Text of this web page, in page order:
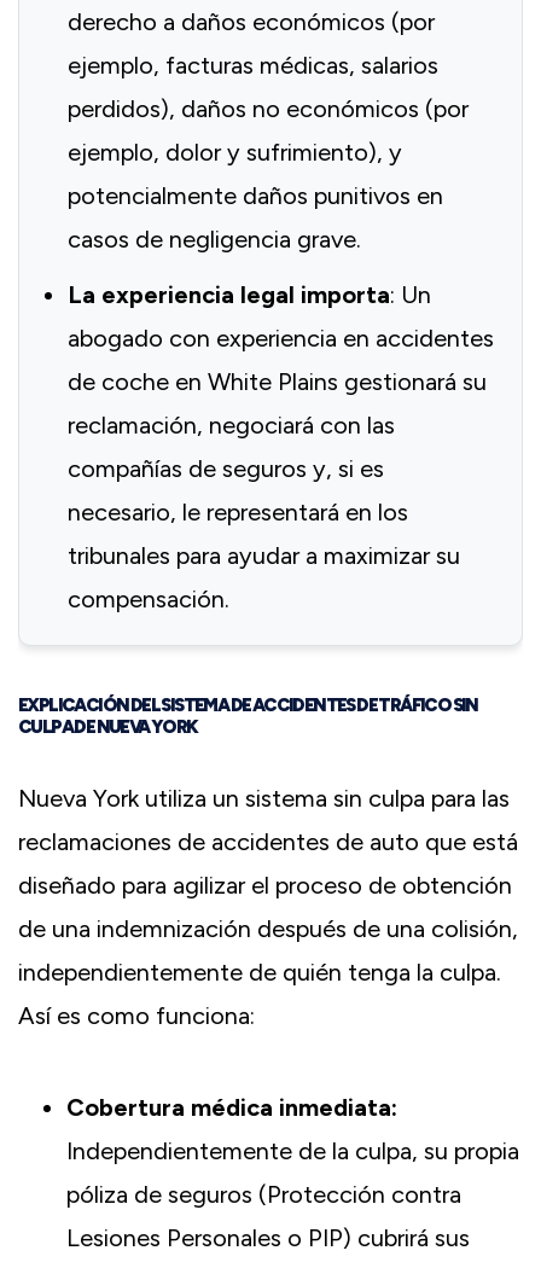
derecho a daños económicos (por
ejemplo, facturas médicas, salarios
perdidos), daños no económicos (por
ejemplo, dolor y sufrimiento), y
potencialmente daños punitivos en
casos de negligencia grave.
La experiencia legal importa: Un
abogado con experiencia en accidentes
de coche en White Plains gestionará su
reclamación, negociará con las
compañías de seguros y, si es
necesario, le representará en los
tribunales para ayudar a maximizar su
compensación.
EXPLICACIÓN DEL SISTEMA DE ACCIDENTES DE TRÁFICO SIN
CULPA DE NUEVA YORK
Nueva York utiliza un sistema sin culpa para las
reclamaciones de accidentes de auto que está
diseñado para agilizar el proceso de obtención
de una indemnización después de una colisión,
independientemente de quién tenga la culpa.
Así es como funciona:
Cobertura médica inmediata:
Independientemente de la culpa, su propia
póliza de seguros (Protección contra
Lesiones Personales o PIP) cubrirá sus